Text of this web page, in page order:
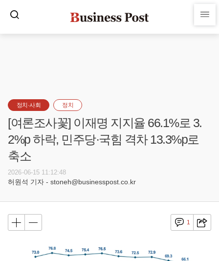
정치·사회 정치
[여론조사꽃] 이재명 지지율 66.1%로 3.
2%p 하락, 민주당·국힘 격차 13.3%p로
축소
2026-06-15 11:12:48
허원석 기자 - stoneh@businesspost.co.kr
1